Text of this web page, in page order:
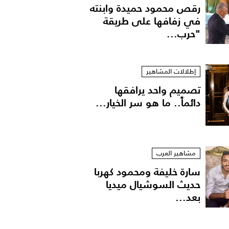
رقص محمود حميدة وابنته
في زفافها على طريقة
"حرب...
إطلالات المشاهير
تصميم واحد يرافقها
دائماً.. ما هو سر الخيار...
مشاهير العرب
سارة خليفة ومحمود كهربا
حديث السوشيال ميديا
بعد...